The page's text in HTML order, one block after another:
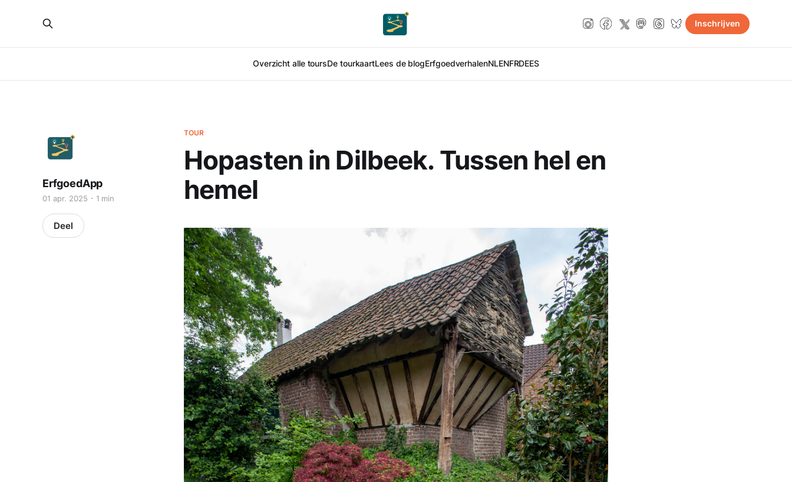
Overzicht alle toursDe tourkaartLees de blogErfgoedverhalenNLENFRDEES
Inschrijven
TOUR
Hopasten in Dilbeek. Tussen hel en
hemel
ErfgoedApp
01 apr. 2025 1 min
Deel